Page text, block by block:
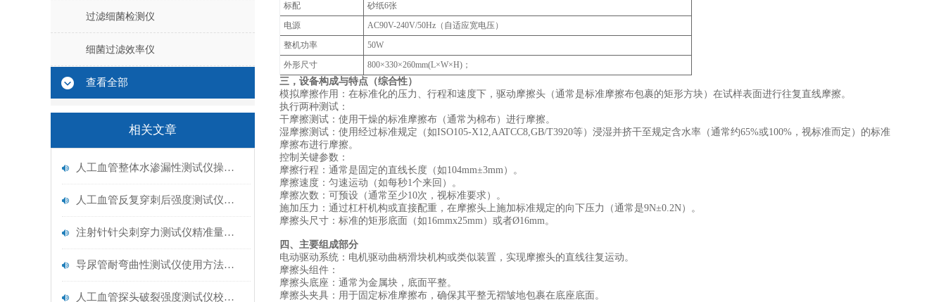
过滤细菌检测仪
细菌过滤效率仪
查看全部
相关文章
人工血管整体水渗漏性测试仪操作中最容易出错的步骤
人工血管反复穿刺后强度测试仪是什么？透析患者的“生命管“质量靠它把关！
注射针针尖刺穿力测试仪精准量化针尖锋利度，构筑临床安全防线
导尿管耐弯曲性测试仪使用方法与操作规范
人工血管探头破裂强度测试仪校准规范：精准赋能医疗安全的技术基准
标配
砂纸6张
电源
AC90V-240V/50Hz（自适应宽电压）
整机功率
50W
外形尺寸
800×330×260mm(L×W×H)；
三，设备构成与特点（综合性）
‌模拟摩擦作用：‌在标准化的压力、行程和速度下，驱动摩擦头（通常是标准摩擦布包裹的矩形方块）在试样表面进行往复直线摩擦。
‌执行两种测试：‌
‌干摩擦测试：‌使用干燥的标准摩擦布（通常为棉布）进行摩擦。
‌湿摩擦测试：‌使用经过标准规定（如ISO105-X12,AATCC8,GB/T3920等）浸湿并挤干至规定含水率（通常约65%或100%，视标准而定）的标准
摩擦布进行摩擦。
‌控制关键参数：‌
‌摩擦行程：‌通常是固定的直线长度（如104mm±3mm）。
‌摩擦速度：‌匀速运动（如每秒1个来回）。
‌摩擦次数：‌可预设（通常至少10次，视标准要求）。
‌施加压力：‌通过杠杆机构或直接配重，在摩擦头上施加标准规定的向下压力（通常是9N±0.2N）。
‌摩擦头尺寸：‌标准的矩形底面（如16mmx25mm）或者Ø16mm。
四、主要组成部分
‌电动驱动系统：‌电机驱动曲柄滑块机构或类似装置，实现摩擦头的直线往复运动。
‌摩擦头组件：‌
‌摩擦头底座：‌通常为金属块，底面平整。
‌摩擦头夹具：‌用于固定标准摩擦布，确保其平整无褶皱地包裹在底座底面。